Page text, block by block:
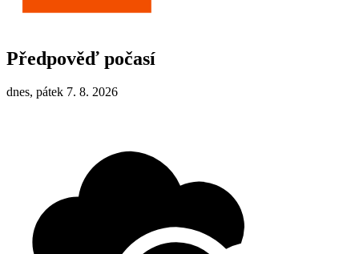
Předpověď počasí
dnes, pátek 7. 8. 2026